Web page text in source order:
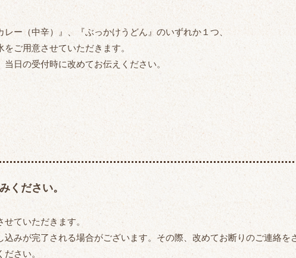
ー（中辛）』、『ぶっかけうどん』のいずれか１つ、
ご用意させていただきます。
日の受付時に改めてお伝えください。
ください。
ていただきます。
込みが完了される場合がございます。その際、改めてお断りのご連絡を
さい。